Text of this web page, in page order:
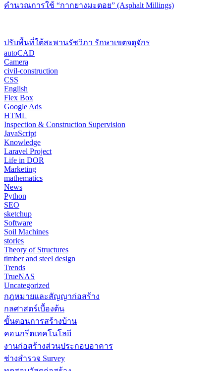
คำนวณการใช้ “กากยางมะตอย” (Asphalt Millings)
ปรับพื้นที่ใต้สะพานรัชวิภา รักษาเขตจตุจักร
autoCAD
Camera
civil-construction
CSS
English
Flex Box
Google Ads
HTML
Inspection & Construction Supervision
JavaScript
Knowledge
Laravel Project
Life in DOR
Marketing
mathematics
News
Python
SEO
sketchup
Software
Soil Machines
stories
Theory of Structures
timber and steel design
Trends
TrueNAS
Uncategorized
กฎหมายและสัญญาก่อสร้าง
กลศาสตร์เบื้องต้น
ขั้นตอนการสร้างบ้าน
คอนกรีตเทคโนโลยี
งานก่อสร้างส่วนประกอบอาคาร
ช่างสำรวจ Survey